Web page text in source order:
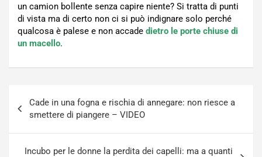
un camion bollente senza capire niente? Si tratta di punti
di vista ma di certo non ci si può indignare solo perché
qualcosa è palese e non accade dietro le porte chiuse di
un macello.
articoli
Cade in una fogna e rischia di annegare: non riesce a
smettere di piangere – VIDEO
Incubo per le donne la perdita dei capelli: ma a quanti